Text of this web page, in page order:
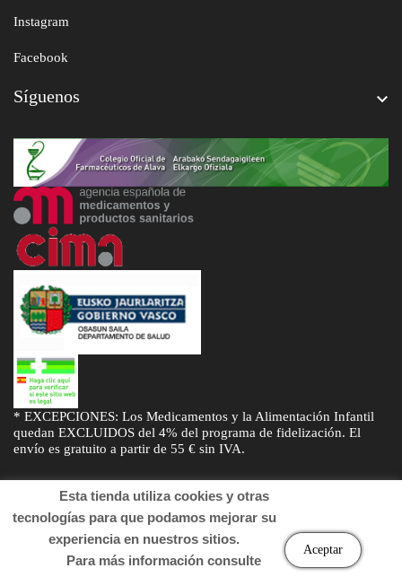
Instagram
Facebook
Síguenos 
* EXCEPCIONES: Los Medicamentos y la Alimentación Infantil
quedan EXCLUIDOS del 4% del programa de fidelización. El
envío es gratuito a partir de 55 € sin IVA.
Esta tienda utiliza cookies y otras
tecnologías para que podamos mejorar su
experiencia en nuestros sitios.
Para más información consulte
Aceptar
© Desarrollado porSogifaryDTD Soluciones
. Derechos de autor
2022 Farmacia.